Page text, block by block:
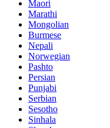
Maori
Marathi
Mongolian
Burmese
Nepali
Norwegian
Pashto
Persian
Punjabi
Serbian
Sesotho
Sinhala